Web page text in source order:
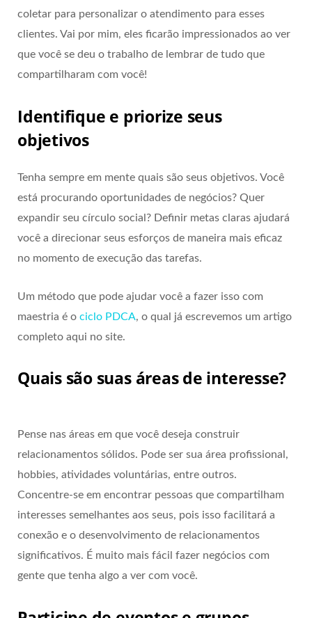
coletar para personalizar o atendimento para esses
clientes. Vai por mim, eles ficarão impressionados ao ver
que você se deu o trabalho de lembrar de tudo que
compartilharam com você!
Identifique e priorize seus
objetivos
Tenha sempre em mente quais são seus objetivos. Você
está procurando oportunidades de negócios? Quer
expandir seu círculo social? Definir metas claras ajudará
você a direcionar seus esforços de maneira mais eficaz
no momento de execução das tarefas.
Um método que pode ajudar você a fazer isso com
maestria é o ciclo PDCA, o qual já escrevemos um artigo
completo aqui no site.
Quais são suas áreas de interesse?
Pense nas áreas em que você deseja construir
relacionamentos sólidos. Pode ser sua área profissional,
hobbies, atividades voluntárias, entre outros.
Concentre-se em encontrar pessoas que compartilham
interesses semelhantes aos seus, pois isso facilitará a
conexão e o desenvolvimento de relacionamentos
significativos. É muito mais fácil fazer negócios com
gente que tenha algo a ver com você.